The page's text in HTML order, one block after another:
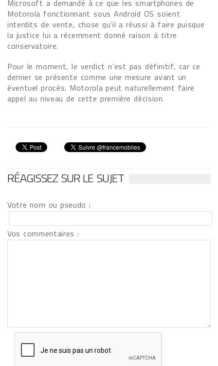
Microsoft a demandé à ce que les smartphones de
Motorola fonctionnant sous Android OS soient
interdits de vente, chose qu’il a réussi à faire puisque
la justice lui a récemment donné raison à titre
conservatoire.
Pour le moment, le verdict n’est pas définitif, car ce
dernier se présente comme une mesure avant un
éventuel procès. Motorola peut naturellement faire
appel au niveau de cette première décision.
RÉAGISSEZ SUR LE SUJET
Votre nom ou pseudo :
Vos commentaires :